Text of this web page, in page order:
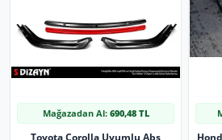
Mağazadan Al: 690,48 TL
Toyota Corolla Uyumlu Abs